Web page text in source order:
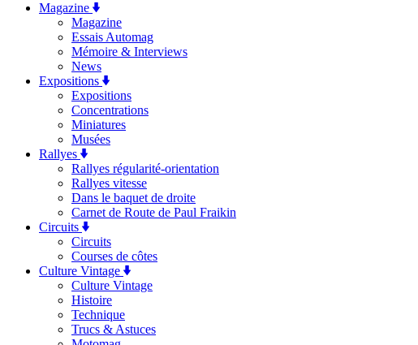
Magazine
Magazine
Essais Automag
Mémoire & Interviews
News
Expositions
Expositions
Concentrations
Miniatures
Musées
Rallyes
Rallyes régularité-orientation
Rallyes vitesse
Dans le baquet de droite
Carnet de Route de Paul Fraikin
Circuits
Circuits
Courses de côtes
Culture Vintage
Culture Vintage
Histoire
Technique
Trucs & Astuces